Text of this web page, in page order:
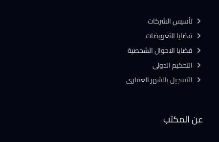
عن المكتب
تأسيس الشركات
قضايا التعويضات
قضايا الاحوال الشخصية
التحكيم الدولى
التسجيل بالشهر العقارى